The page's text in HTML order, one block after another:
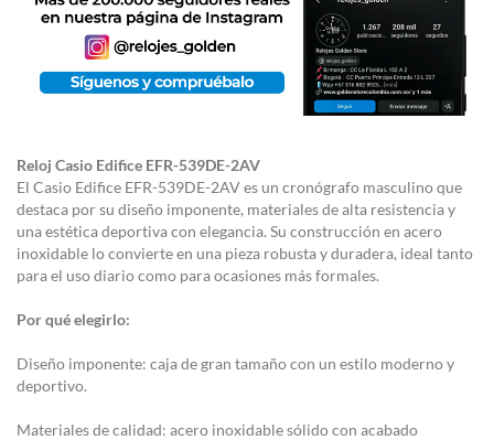
Reloj Casio Edifice EFR-539DE-2AV
El Casio Edifice EFR-539DE-2AV es un cronógrafo masculino que
destaca por su diseño imponente, materiales de alta resistencia y
una estética deportiva con elegancia. Su construcción en acero
inoxidable lo convierte en una pieza robusta y duradera, ideal tanto
para el uso diario como para ocasiones más formales.
Por qué elegirlo:
Diseño imponente: caja de gran tamaño con un estilo moderno y
deportivo.
Materiales de calidad: acero inoxidable sólido con acabado